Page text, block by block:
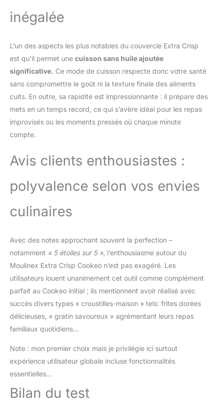
inégalée
L’un des aspects les plus notables du couvercle Extra Crisp
est qu’il permet une cuisson sans huile ajoutée
significative. Ce mode de cuisson respecte donc votre santé
sans compromettre le goût ni la texture finale des aliments
cuits. En outre, sa rapidité est impressionnante : il prépare des
mets en un temps record, ce qui s’avère idéal pour les repas
improvisés ou les moments pressés où chaque minute
compte.
Avis clients enthousiastes :
polyvalence selon vos envies
culinaires
Avec des notes approchant souvent la perfection –
notamment « 5 étoiles sur 5 », l’enthousiasme autour du
Moulinex Extra Crisp Cookeo n’est pas exagéré. Les
utilisateurs louent unanimement cet outil comme complément
parfait au Cookeo initial ; ils mentionnent avoir réalisé avec
succès divers types « croustilles-maison » tels: frites dorées
délicieuses, « gratin savoureux » agrémentant leurs repas
familiaux quotidiens…
Note : mon premier choix mais je privilégie ici surtout
expérience utilisateur globale incluse fonctionnalités
essentielles…
Bilan du test